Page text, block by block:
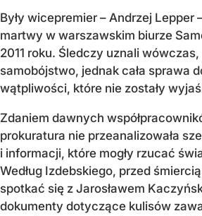
Były wicepremier – Andrzej Lepper
martwy w warszawskim biurze
2011 roku. Śledczy uznali wówczas,
samobójstwo, jednak cała sprawa
wątpliwości, które nie zostały
Zdaniem dawnych
prokuratura nie przeanalizowała
i informacji, które mogły rzucać
Według Izdebskiego, przed
spotkać się z Jarosławem
dokumenty dotyczące kulisów